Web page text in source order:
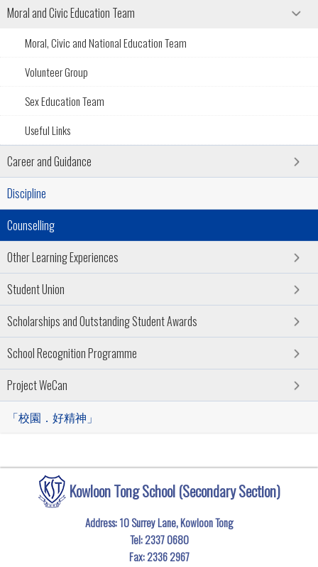
Moral and Civic Education Team
Moral, Civic and National Education Team
Volunteer Group
Sex Education Team
Useful Links
Career and Guidance
Discipline
Counselling
Other Learning Experiences
Student Union
Scholarships and Outstanding Student Awards
School Recognition Programme
Project WeCan
「校園．好精神」
Kowloon Tong School (Secondary Section)
Address: 10 Surrey Lane, Kowloon Tong
Tel:2337 0680
Fax:2336 2967